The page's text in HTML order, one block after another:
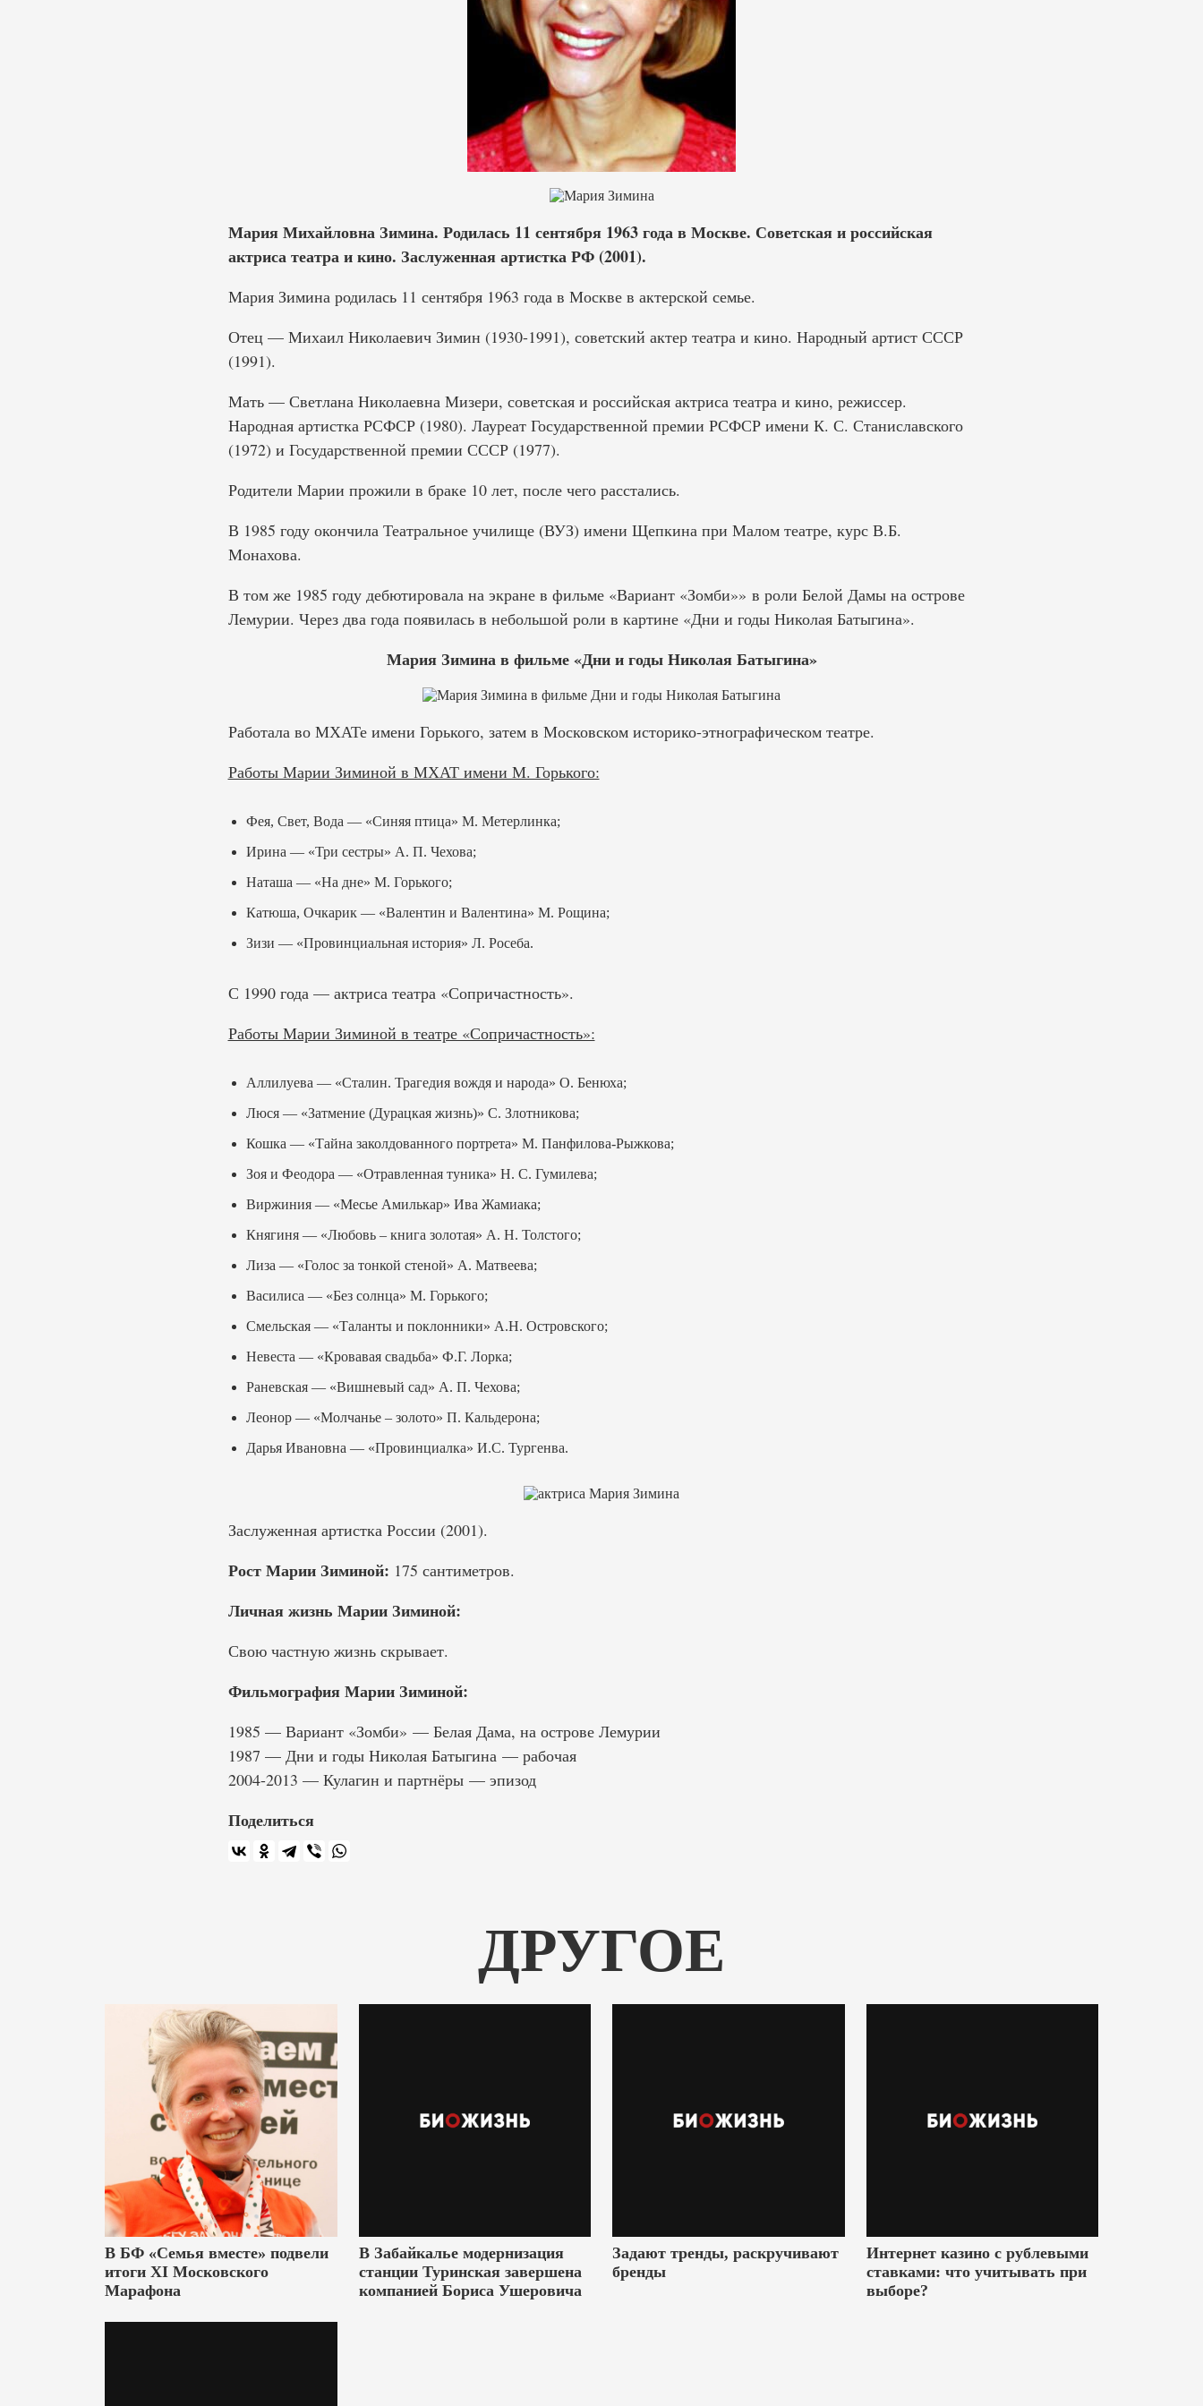
Мария Михайловна Зимина. Родилась 11 сентября 1963 года в Москве. Советская и российская
актриса театра и кино. Заслуженная артистка РФ (2001).
Мария Зимина родилась 11 сентября 1963 года в Москве в актерской семье.
Отец — Михаил Николаевич Зимин (1930-1991), советский актер театра и кино. Народный артист СССР
(1991).
Мать — Светлана Николаевна Мизери, советская и российская актриса театра и кино, режиссер.
Народная артистка РСФСР (1980). Лауреат Государственной премии РСФСР имени К. С. Станиславского
(1972) и Государственной премии СССР (1977).
Родители Марии прожили в браке 10 лет, после чего расстались.
В 1985 году окончила Театральное училище (ВУЗ) имени Щепкина при Малом театре, курс В.Б.
Монахова.
В том же 1985 году дебютировала на экране в фильме «Вариант «Зомби»» в роли Белой Дамы на острове
Лемурии. Через два года появилась в небольшой роли в картине «Дни и годы Николая Батыгина».
Мария Зимина в фильме «Дни и годы Николая Батыгина»
Работала во МХАТе имени Горького, затем в Московском историко-этнографическом театре.
Работы Марии Зиминой в МХАТ имени М. Горького:
Фея, Свет, Вода — «Синяя птица» М. Метерлинка;
Ирина — «Три сестры» А. П. Чехова;
Наташа — «На дне» М. Горького;
Катюша, Очкарик — «Валентин и Валентина» М. Рощина;
Зизи — «Провинциальная история» Л. Росеба.
С 1990 года — актриса театра «Сопричастность».
Работы Марии Зиминой в театре «Сопричастность»:
Аллилуева — «Сталин. Трагедия вождя и народа» О. Бенюха;
Люся — «Затмение (Дурацкая жизнь)» С. Злотникова;
Кошка — «Тайна заколдованного портрета» М. Панфилова-Рыжкова;
Зоя и Феодора — «Отравленная туника» Н. С. Гумилева;
Виржиния — «Месье Амилькар» Ива Жамиака;
Княгиня — «Любовь – книга золотая» А. Н. Толстого;
Лиза — «Голос за тонкой стеной» А. Матвеева;
Василиса — «Без солнца» М. Горького;
Смельская — «Таланты и поклонники» А.Н. Островского;
Невеста — «Кровавая свадьба» Ф.Г. Лорка;
Раневская — «Вишневый сад» А. П. Чехова;
Леонор — «Молчанье – золото» П. Кальдерона;
Дарья Ивановна — «Провинциалка» И.С. Тургенва.
Заслуженная артистка России (2001).
Рост Марии Зиминой: 175 сантиметров.
Личная жизнь Марии Зиминой:
Свою частную жизнь скрывает.
Фильмография Марии Зиминой:
1985 — Вариант «Зомби» — Белая Дама, на острове Лемурии
1987 — Дни и годы Николая Батыгина — рабочая
2004-2013 — Кулагин и партнёры — эпизод
Поделиться
ДРУГОЕ
В БФ «Семья вместе» подвели
итоги XI Московского
Марафона
В Забайкалье модернизация
станции Туринская завершена
компанией Бориса Ушеровича
Задают тренды, раскручивают
бренды
Интернет казино с рублевыми
ставками: что учитывать при
выборе?